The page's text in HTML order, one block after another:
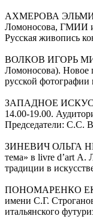
АХМЕРОВА
Ломоносова, ГМИИ
Русская живопись
ВОЛКОВ ИГОРЬ
Ломоносова). Новое
русской фотографии
ЗАПАДНОЕ
14.00-19.00.
Председатели: С.С.
ЗИНЕВИЧ ОЛЬГА
тема» в livre d’art А.
традиции в
ПОНОМАРЕНКО
имени С.Г.
итальянского